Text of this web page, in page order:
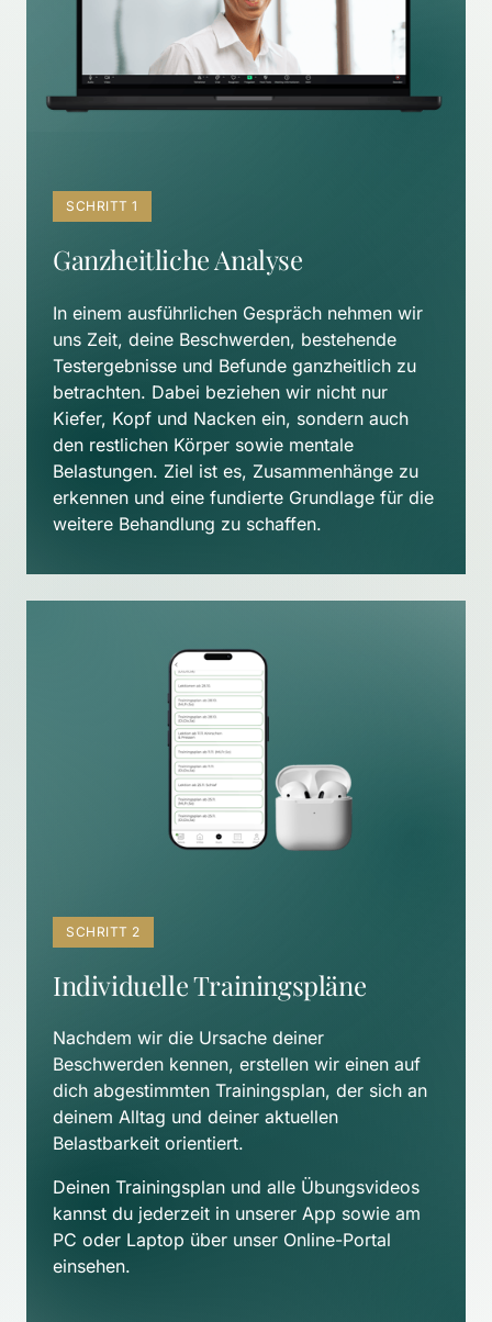
SCHRITT 1
Ganzheitliche Analyse
In einem ausführlichen Gespräch nehmen wir
uns Zeit, deine Beschwerden, bestehende
Testergebnisse und Befunde ganzheitlich zu
betrachten. Dabei beziehen wir nicht nur
Kiefer, Kopf und Nacken ein, sondern auch
den restlichen Körper sowie mentale
Belastungen. Ziel ist es, Zusammenhänge zu
erkennen und eine fundierte Grundlage für die
weitere Behandlung zu schaffen.
SCHRITT 2
Individuelle Trainingspläne
Nachdem wir die Ursache deiner
Beschwerden kennen, erstellen wir einen auf
dich abgestimmten Trainingsplan, der sich an
deinem Alltag und deiner aktuellen
Belastbarkeit orientiert.
Deinen Trainingsplan und alle Übungsvideos
kannst du jederzeit in unserer App sowie am
PC oder Laptop über unser Online-Portal
einsehen.